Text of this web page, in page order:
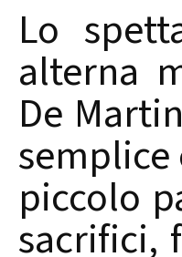
Lo
alterna
De
piccolo
sacrifici,